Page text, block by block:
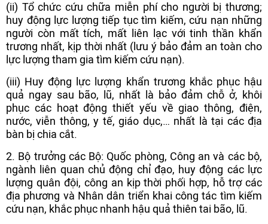
(ii) Tổ chức cứu chữa miễn phí cho người bị thương;
huy động lực lượng tiếp tục tìm kiếm, cứu nạn những
người còn mất tích, mất liên lạc với tinh thần khẩn
trương nhất, kịp thời nhất (lưu ý bảo đảm an toàn cho
lực lượng tham gia tìm kiếm cứu nạn).
(iii) Huy động lực lượng khẩn trương khắc phục hậu
quả ngay sau bão, lũ, nhất là bảo đảm chỗ ở, khôi
phục các hoạt động thiết yếu về giao thông, điện,
nước, viễn thông, y tế, giáo dục,… nhất là tại các địa
bàn bị chia cắt.
2. Bộ trưởng các Bộ: Quốc phòng, Công an và các bộ,
ngành liên quan chủ động chỉ đạo, huy động các lực
lượng quân đội, công an kịp thời phối hợp, hỗ trợ các
địa phương và Nhân dân triển khai công tác tìm kiếm
cứu nạn, khắc phục nhanh hậu quả thiên tai bão, lũ.